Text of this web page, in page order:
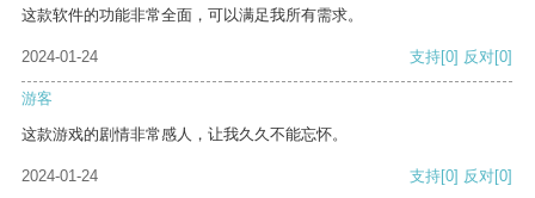
这款软件的功能非常全面，可以满足我所有需求。
2024-01-24 支持[0] 反对[0]
游客
这款游戏的剧情非常感人，让我久久不能忘怀。
2024-01-24 支持[0] 反对[0]